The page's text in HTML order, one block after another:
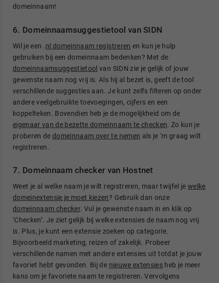
domeinnaam!
6. Domeinnaamsuggestietool van SIDN
Wil je een .nl domeinnaam registreren en kun je hulp
gebruiken bij een domeinnaam bedenken? Met de
domeinnaamsuggestietool van SIDN zie je gelijk of jouw
gewenste naam nog vrij is. Als hij al bezet is, geeft de tool
verschillende suggesties aan. Je kunt zelfs filteren op onder
andere veelgebruikte toevoegingen, cijfers en een
koppelteken. Bovendien heb je de mogelijkheid om de
eigenaar van de bezette domeinnaam te checken. Zo kun je
proberen dedomeinnaam over te nemen als je ‘m graag wilt
registreren.
7. Domeinnaam checker van Hostnet
Weet je al welke naam je wilt registreren, maar twijfel je welke
domeinextensie je moet kiezen? Gebruik dan onze
domeinnaam checker. Vul je gewenste naam in en klik op
‘Checken’. Je ziet gelijk bij welke extensies de naam nog vrij
is. Plus, je kunt een extensie zoeken op categorie.
Bijvoorbeeld marketing, reizen of zakelijk. Probeer
verschillende namen met andere extensies uit totdat je jouw
favoriet hebt gevonden. Bij de nieuwe extensiesheb je meer
kans om je favoriete naam te registreren. Vervolgens